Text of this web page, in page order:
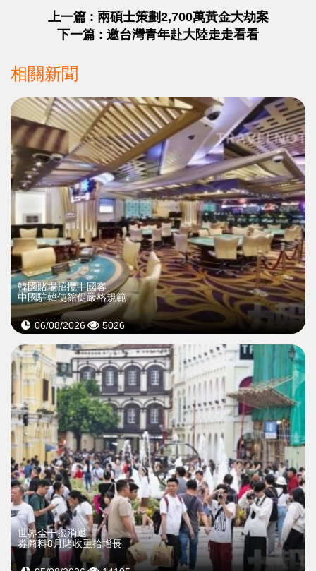
上一篇 : 兩碩士策劃2,700萬黃金大劫案
下一篇 : 邀台灣青年赴大陸走走看看
相關新聞
韓國賭場招攬中國客
中國駐韓使館促嚴格規範
06/08/2026 5026
世界盃干擾消退
券商料8月賭收重拾增長